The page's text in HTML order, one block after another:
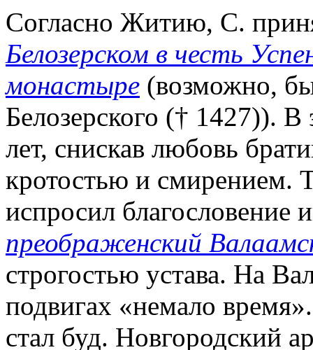
Согласно Житию, С.
Белозерском в честь
монастыре (возможно,
Белозерского († 1427)).
лет, снискав любовь
кротостью и смирением.
испросил благословение
преображенский
строгостью устава. На
подвигах «немало
стал буд. Новгородский